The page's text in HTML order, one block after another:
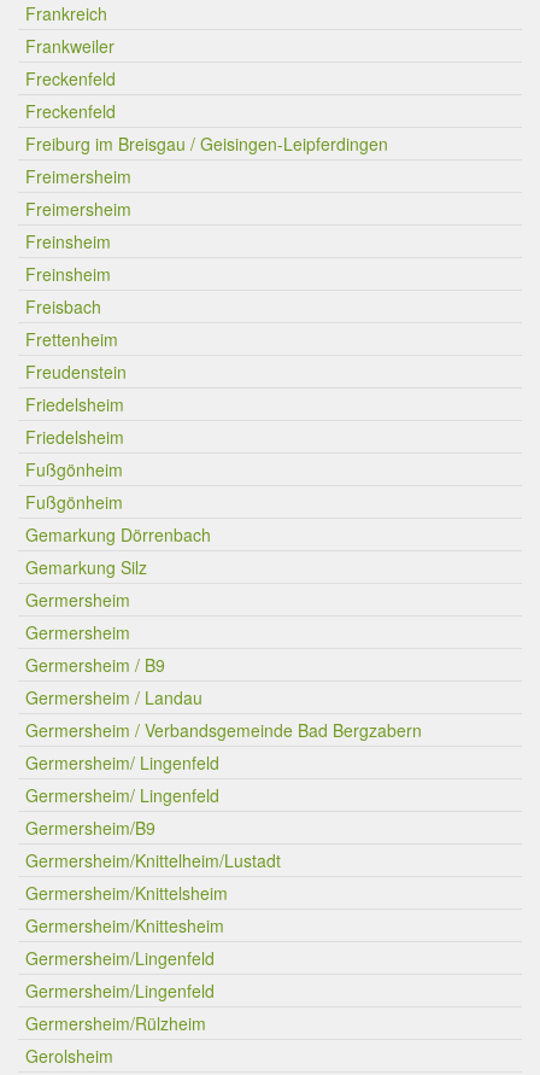
Frankreich
Frankweiler
Freckenfeld
Freckenfeld
Freiburg im Breisgau / Geisingen-Leipferdingen
Freimersheim
Freimersheim
Freinsheim
Freinsheim
Freisbach
Frettenheim
Freudenstein
Friedelsheim
Friedelsheim
Fußgönheim
Fußgönheim
Gemarkung Dörrenbach
Gemarkung Silz
Germersheim
Germersheim
Germersheim / B9
Germersheim / Landau
Germersheim / Verbandsgemeinde Bad Bergzabern
Germersheim/ Lingenfeld
Germersheim/ Lingenfeld
Germersheim/B9
Germersheim/Knittelheim/Lustadt
Germersheim/Knittelsheim
Germersheim/Knittesheim
Germersheim/Lingenfeld
Germersheim/Lingenfeld
Germersheim/Rülzheim
Gerolsheim